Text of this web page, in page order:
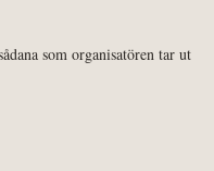
som organisatören tar ut